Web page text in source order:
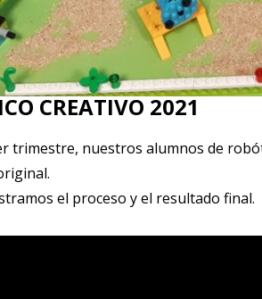
CREATIVO 2021
trimestre, nuestros alumnos de
el proceso y el resultado final.